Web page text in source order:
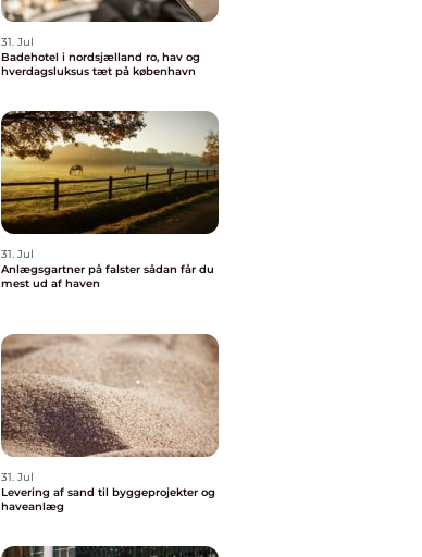
31. Jul
Badehotel i nordsjælland ro, hav og
hverdagsluksus tæt på københavn
31. Jul
Anlægsgartner på falster sådan får du
mest ud af haven
31. Jul
Levering af sand til byggeprojekter og
haveanlæg